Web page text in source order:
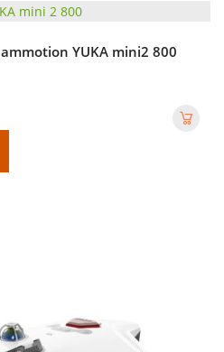
YUKA mini2 800